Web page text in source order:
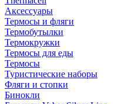
Аксессуары
Термосы и фляги
Термобутылки
Термокружки
Термосы для еды
Термосы
Туристические наборы
Фляги и стопки
Бинокли